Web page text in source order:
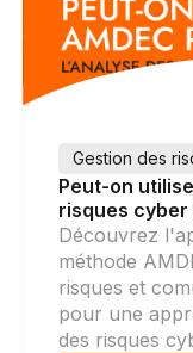
Gestion des
Peut-on
risques cyber
Découvrez
méthode
risques et
pour une
des risques